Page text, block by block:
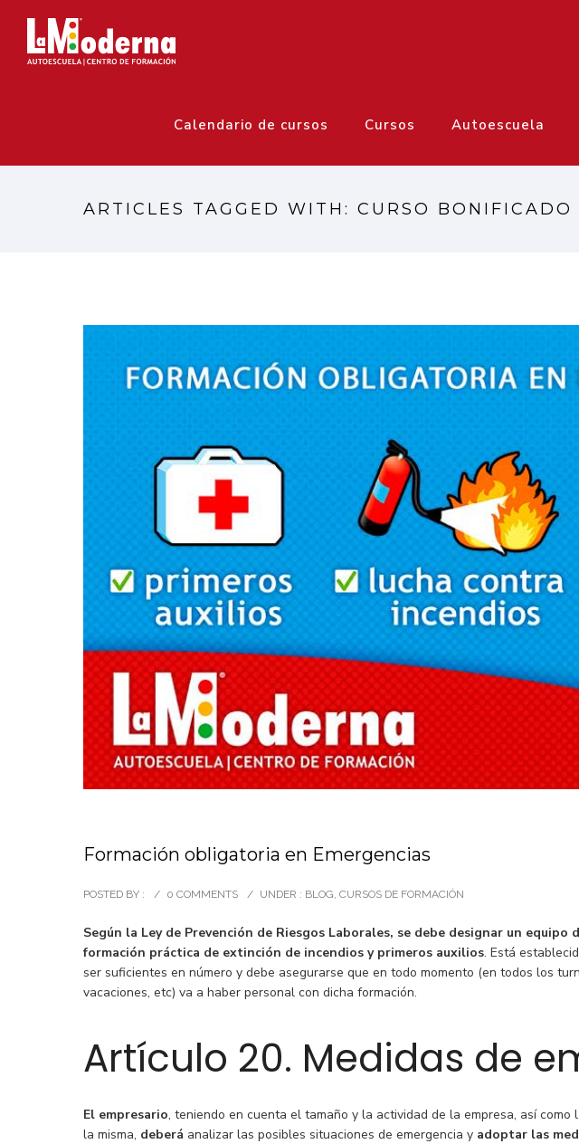
Calendario de cursos Cursos Autoescuela
ARTICLES TAGGED WITH: CURSO BONIFICADO
Formación obligatoria en Emergencias
POSTED BY : / 0 COMMENTS / UNDER : BLOG CURSOS DE FORMACIÓN
Según la Ley de Prevención de Riesgos Laborales, se debe designar un equipo
formación práctica de extinción de incendios y primeros auxilios. Está
ser suficientes en número y debe asegurarse que en todo momento (en todos los
vacaciones, etc) va a haber personal con dicha formación.
Artículo 20. Medidas de
El empresario, teniendo en cuenta el tamaño y la actividad de la empresa, así
la misma, deberá analizar las posibles situaciones de emergencia y adoptar las